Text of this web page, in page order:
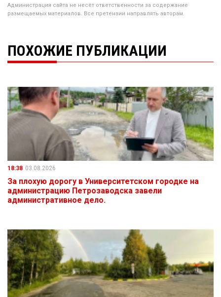
Администрация сайта не несёт ответственности за содержание
размещаемых материалов. Все претензии направлять авторам.
ПОХОЖИЕ ПУБЛИКАЦИИ
18:38 03.08.2026
За плохую дорогу в Университетском городке на
администрацию Петрозаводска завели
административное дело.